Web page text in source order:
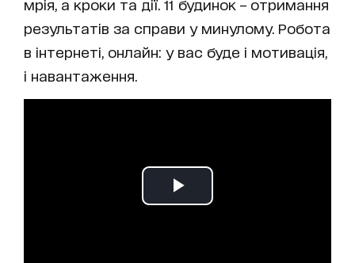
мрія, а кроки та дії. 11 будинок – отримання
результатів за справи у минулому. Робота
в інтернеті, онлайн: у вас буде і мотивація,
і навантаження.